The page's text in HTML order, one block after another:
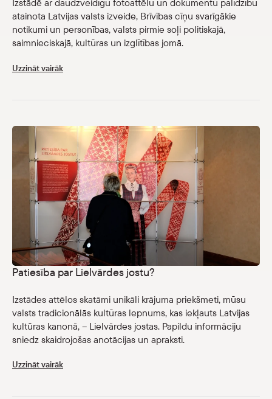
Izstādē ar daudzveidīgu fotoattēlu un dokumentu palīdzību
atainota Latvijas valsts izveide, Brīvības cīņu svarīgākie
notikumi un personības, valsts pirmie soļi politiskajā,
saimnieciskajā, kultūras un izglītības jomā.
Uzzināt vairāk
Patiesība par Lielvārdes jostu?
Izstādes attēlos skatāmi unikāli krājuma priekšmeti, mūsu
valsts tradicionālās kultūras lepnums, kas iekļauts Latvijas
kultūras kanonā, – Lielvārdes jostas. Papildu informāciju
sniedz skaidrojošas anotācijas un apraksti.
Uzzināt vairāk